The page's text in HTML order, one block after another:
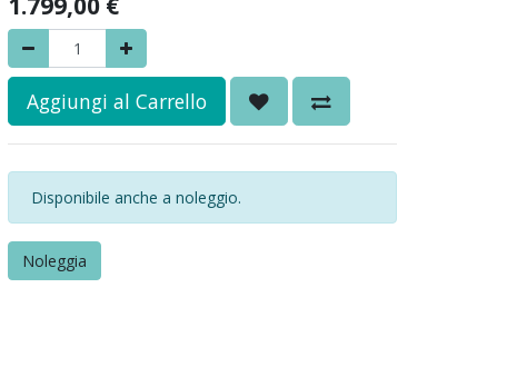
Aggiungi al Carrello
Disponibile anche a noleggio.
Noleggia